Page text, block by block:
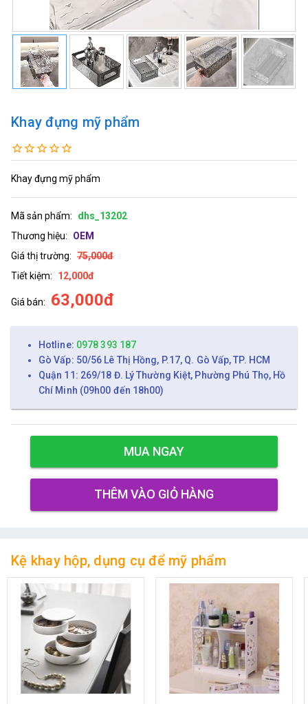
Khay đựng mỹ phẩm
Khay đựng mỹ phẩm
Mã sản phẩm:
dhs_13202
Thương hiệu:
OEM
Giá thị trường: 75,000đ
Tiết kiệm:
12,000đ
Giá bán: 63,000đ
Hotline: 0978 393 187
Gò Vấp: 50/56 Lê Thị Hồng, P.17, Q. Gò Vấp, TP. HCM
Quận 11: 269/18 Đ. Lý Thường Kiệt, Phường Phú Thọ, Hồ
Chí Minh (09h00 đến 18h00)
MUA NGAY
THÊM VÀO GIỎ HÀNG
Kệ khay hộp, dụng cụ để mỹ phẩm